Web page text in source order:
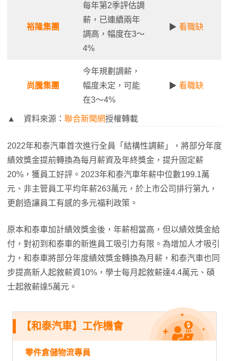
裕隆集團
每年第2季評估調
薪，已連續兩年
調高，幅度在3～
4%
▶ 看職缺
尚騰集團
今年規劃調薪，
幅度未定，可能
在3～4%
▶ 看職缺
▲ 資料來源： 聯合新聞網授權轉載
2022年和泰汽車首次進行全員「結構性調薪」，將部分年度
績效獎金提前轉換為每月薪資及年終獎金，提升固定薪
20%，獲員工好評。2023年和泰汽車年薪中位數199.1萬
元、非主管員工平均年薪263萬元，於上市公司排行第九，
更創造讓員工有感的多元福利政策。
原本和泰車加計績效獎金後，年薪相當高，但以績效獎金給
付，對初到和泰車的新進員工吸引力有限。為增加人才吸引
力，和泰車將部分年度績效獎金轉換為月薪，和泰汽車也同
步提高新人起敘薪資10%，學士每月起敘薪達4.4萬元、碩
士起敘薪達5萬元。
【和泰汽車】工作機會
零件倉儲物流專員